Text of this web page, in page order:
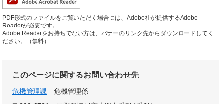
PDF形式のファイルをご覧いただく場合には、Adobe社が提供するAdobe
Readerが必要です。
Adobe Readerをお持ちでない方は、バナーのリンク先からダウンロードしてく
ださい。（無料）
このページに関するお問い合わせ先
危機管理課
危機管理係